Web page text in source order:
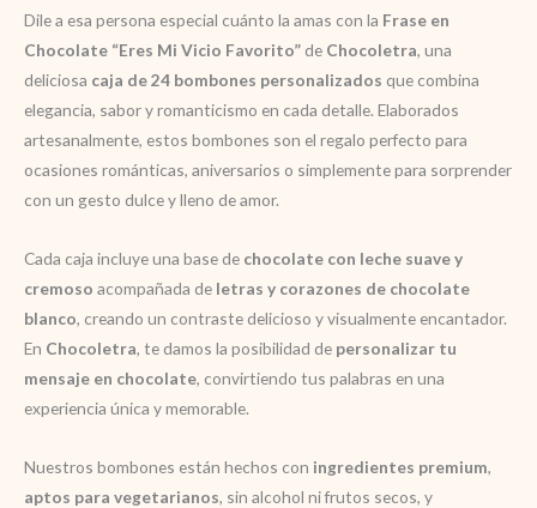
Dile a esa persona especial cuánto la amas con la Frase en
Chocolate “Eres Mi Vicio Favorito” de Chocoletra, una
deliciosa caja de 24 bombones personalizados que combina
elegancia, sabor y romanticismo en cada detalle. Elaborados
artesanalmente, estos bombones son el regalo perfecto para
ocasiones románticas, aniversarios o simplemente para sorprender
con un gesto dulce y lleno de amor.
Cada caja incluye una base de chocolate con leche suave y
cremoso acompañada de letras y corazones de chocolate
blanco, creando un contraste delicioso y visualmente encantador.
En Chocoletra, te damos la posibilidad de personalizar tu
mensaje en chocolate, convirtiendo tus palabras en una
experiencia única y memorable.
Nuestros bombones están hechos con ingredientes premium,
aptos para vegetarianos, sin alcohol ni frutos secos, y